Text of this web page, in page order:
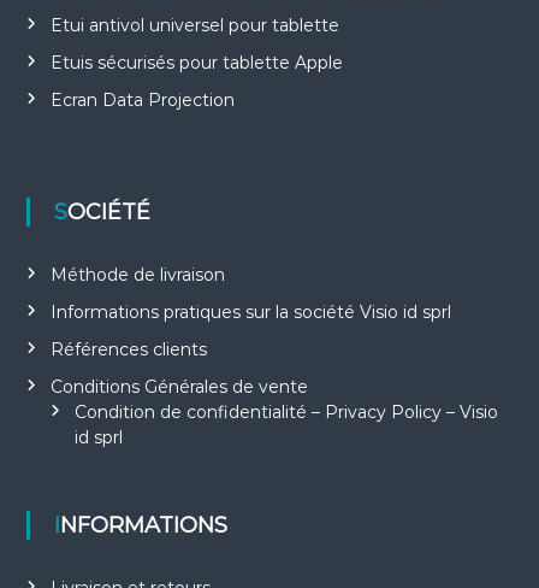
Etui antivol universel pour tablette
Etuis sécurisés pour tablette Apple
Ecran Data Projection
SOCIÉTÉ
Méthode de livraison
Informations pratiques sur la société Visio id sprl
Références clients
Conditions Générales de vente
Condition de confidentialité – Privacy Policy – Visio
id sprl
INFORMATIONS